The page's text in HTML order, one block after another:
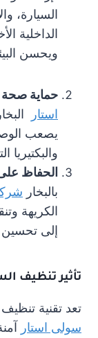
السيارة،
الداخلية
ويحسن
حماية صحة
استار
يصعب
الحفاظ
بالبخار
الكريهة
إلى تحسين
تأثير تنظيف
تعد تقنية
سولى استار